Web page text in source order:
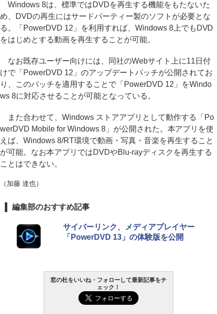
Windows 8は、標準ではDVDを再生する機能をもたないた
め、DVDの再生にはサードパーティー製のソフトが必要とな
る。「PowerDVD 12」を利用すれば、Windows 8上でもDVD
をはじめとする動画を再生することが可能。
なお既存ユーザー向けには、同社のWebサイト上に11日付
けで「PowerDVD 12」のアップデートパッチが公開されてお
り、このパッチを適用することで「PowerDVD 12」をWindo
ws 8に対応させることが可能となっている。
また合わせて、Windows ストアアプリとして動作する「Po
werDVD Mobile for Windows 8」が公開された。本アプリを使
えば、Windows 8/RT環境で動画・写真・音楽を再生すること
が可能。なお本アプリではDVDやBlu-rayディスクを再生する
ことはできない。
（加藤 達也）
編集部のおすすめ記事
サイバーリンク、メディアプレイヤー
「PowerDVD 13」の体験版を公開
窓の杜をいいね・フォローして最新記事をチ
ェック！